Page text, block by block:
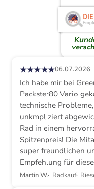
★★★★★06.07.2026
Ich habe mir bei
Packster80 Vario
technische
unkmpliziert
Rad in einem
Spitzenpreis! Die
super freundlichen
Empfehlung für
Martin W. Radkauf